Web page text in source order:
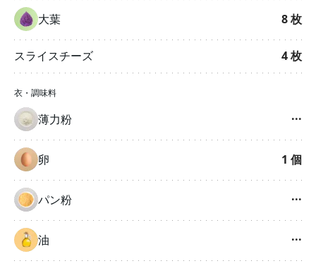
大葉 8枚
スライスチーズ 4枚
衣・調味料
薄力粉 ···
卵 1 個
パン粉 ···
油 ···